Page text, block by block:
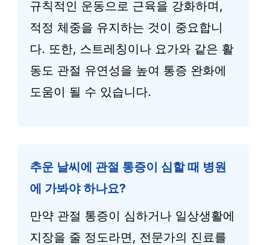
규칙적인 운동으로 근육을 강화하며,
적정 체중을 유지하는 것이 중요합니
다. 또한, 스트레칭이나 요가와 같은 활
동도 관절 유연성을 높여 통증 완화에
도움이 될 수 있습니다.
추운 날씨에 관절 통증이 심할 때 병원
에 가봐야 하나요?
만약 관절 통증이 심하거나 일상생활에
지장을 줄 정도라면, 전문가의 진료를